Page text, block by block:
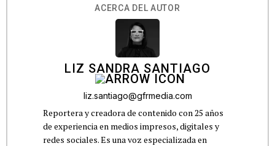
ACERCA DEL AUTOR
LIZ SANDRA SANTIAGO
liz.santiago@gfrmedia.com
Reportera y creadora de contenido con 25 años
de experiencia en medios impresos, digitales y
redes sociales. Es una voz especializada en